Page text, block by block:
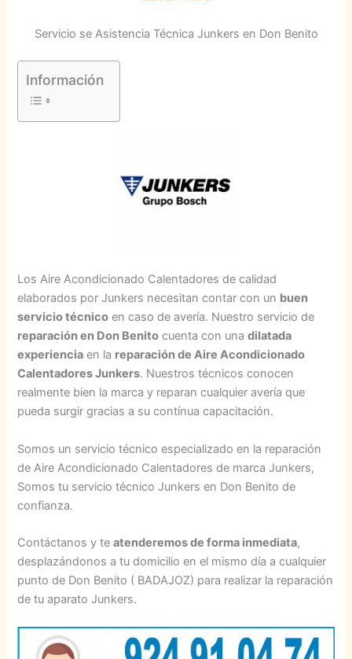
Servicio se Asistencia Técnica Junkers en Don Benito
Información
Los Aire Acondicionado Calentadores de calidad
elaborados por Junkers necesitan contar con un buen
servicio técnico en caso de avería. Nuestro servicio de
reparación en Don Benito cuenta con unadilatada
experiencia en la reparación de Aire Acondicionado
Calentadores Junkers. Nuestros técnicos conocen
realmente bien la marca y reparan cualquier avería que
pueda surgir gracias a su contínua capacitación.
Somos un servicio técnico especializado en la reparación
de Aire Acondicionado Calentadores de marca Junkers,
Somos tu servicio técnico Junkers en Don Benito de
confianza.
Contáctanos y teatenderemos de forma inmediata,
desplazándonos a tu domicilio en el mismo día a cualquier
punto de Don Benito ( BADAJOZ) para realizar la reparación
de tu aparato Junkers.